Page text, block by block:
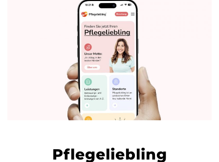
Pflegeliebling